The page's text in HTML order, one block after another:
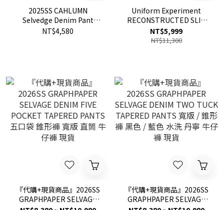
2025SS CAHLUMN
Selvedge Denim Pant
Baggy 水洗 牛仔褲 布邊 錐
NT$4,580
Uniform Experiment
RECONSTRUCTED SLIM
FIT JEANS 窄版 牛仔褲 現貨
NT$5,999
NT$11,300
『代購+現貨商品』2026SS
GRAPHPAPER SELVAGE
『代購+現貨商品』2026SS
GRAPHPAPER SELVAGE